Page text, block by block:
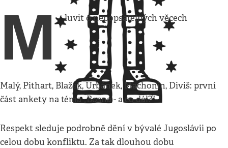
M luvit o nepopsatelných věcech
Malý, Pithart, Blažek, Urbánek, Machonin, Diviš: první
část ankety na téma „Bosna - a co dál?“
Respekt sleduje podrobně dění v bývalé Jugoslávii po
celou dobu konfliktu. Za tak dlouhou dobu